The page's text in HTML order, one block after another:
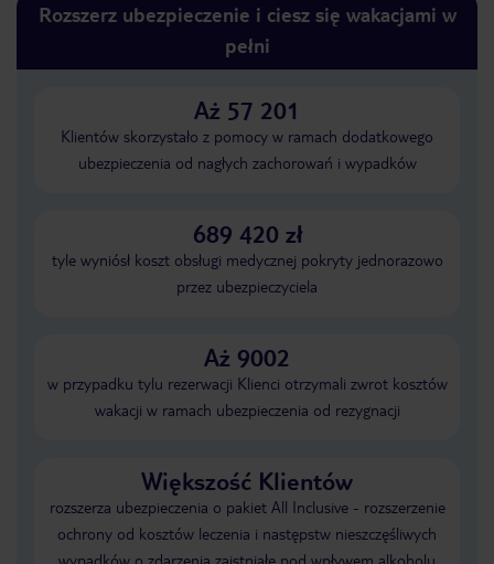
Rozszerz ubezpieczenie i ciesz się wakacjami w
pełni
Aż 57 201
Klientów skorzystało z pomocy w ramach dodatkowego
ubezpieczenia od nagłych zachorowań i wypadków
689 420 zł
tyle wyniósł koszt obsługi medycznej pokryty jednorazowo
przez ubezpieczyciela
Aż 9002
w przypadku tylu rezerwacji Klienci otrzymali zwrot kosztów
wakacji w ramach ubezpieczenia od rezygnacji
Większość Klientów
rozszerza ubezpieczenia o pakiet All Inclusive - rozszerzenie
ochrony od kosztów leczenia i następstw nieszczęśliwych
wypadków o zdarzenia zaistniałe pod wpływem alkoholu